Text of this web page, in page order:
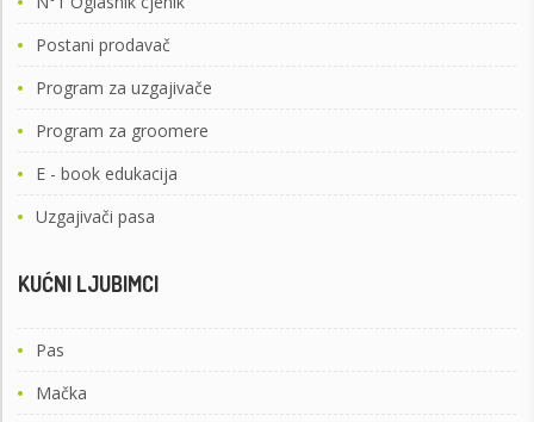
Postani prodavač
Program za uzgajivače
Program za groomere
E - book edukacija
Uzgajivači pasa
KUĆNI LJUBIMCI
Pas
Mačka